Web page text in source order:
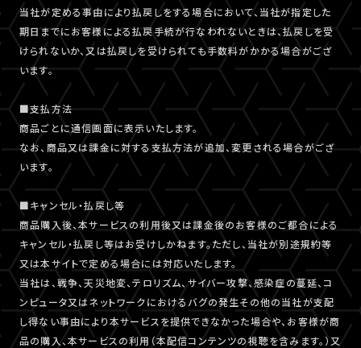
当社が定める事由により払戻しをする場合において、当社が指定した
期日までにお客様による払戻手続が行なわれないときは、払戻しを受
けられないか、又は払戻しを受けられても手数料がかかる場合がござ
います。
■支払方法
商品ごとに通信画面に表示いたします。
なお、商品又は課金に対する支払方法が追加、変更される場合がござ
います。
■キャンセル・払戻し等
商品購入後、本サービスの利用後又は課金後のお客様のご都合による
キャンセル・払戻し等はお受けしかねます。ただし、当社が別途規約等
又は本サイトで定める場合には対応いたします。
当社は、戦争、天災地変、テロリズム、サイバー攻撃、感染症の蔓延、コ
ンピュータ又はネットワークにおけるバグの発生その他の当社が支配
し得ない事由により本サービスを提供できなかった場合や、お客様が商
品の購入、本サービスの利用（本配信コンテンツの視聴を含みます。）又